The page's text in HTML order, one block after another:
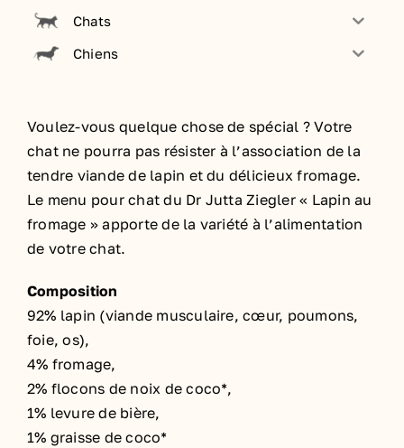
Chats
Chiens
Voulez-vous quelque chose de spécial ? Votre
chat ne pourra pas résister à l’association de la
tendre viande de lapin et du délicieux fromage.
Le menu pour chat du Dr Jutta Ziegler « Lapin au
fromage » apporte de la variété à l’alimentation
de votre chat.
Composition
92% lapin (viande musculaire, cœur, poumons,
foie, os),
4% fromage,
2% flocons de noix de coco*,
1% levure de bière,
1% graisse de coco*